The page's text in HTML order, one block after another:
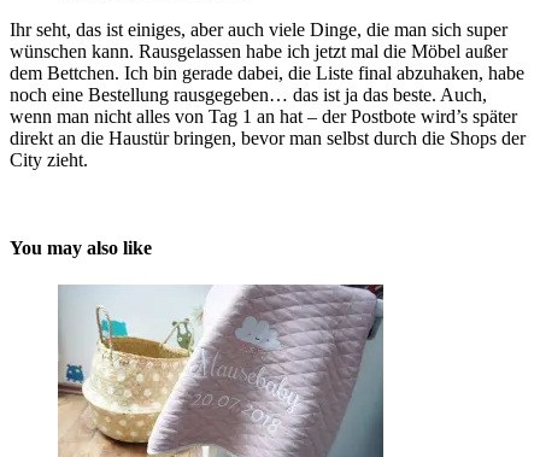
Ihr seht, das ist einiges, aber auch viele Dinge, die man sich super
wünschen kann. Rausgelassen habe ich jetzt mal die Möbel außer
dem Bettchen. Ich bin gerade dabei, die Liste final abzuhaken, habe
noch eine Bestellung rausgegeben… das ist ja das beste. Auch,
wenn man nicht alles von Tag 1 an hat – der Postbote wird’s später
direkt an die Haustür bringen, bevor man selbst durch die Shops der
City zieht.
You may also like